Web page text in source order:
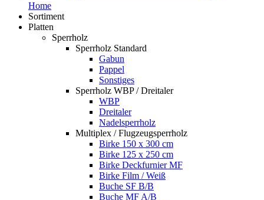
Home
Sortiment
Platten
Sperrholz
Sperrholz Standard
Gabun
Pappel
Sonstiges
Sperrholz WBP / Dreitaler
WBP
Dreitaler
Nadelsperrholz
Multiplex / Flugzeugsperrholz
Birke 150 x 300 cm
Birke 125 x 250 cm
Birke Deckfurnier MF
Birke Film / Weiß
Buche SF B/B
Buche MF A/B